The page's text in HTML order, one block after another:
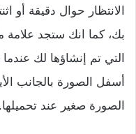
الانتظار حوال دقيقة أو
بك، كما انك ستجد علامة
التي تم إنشاؤها لك
أسفل الصورة بالجانب
الصورة صغير عند تحميلها.